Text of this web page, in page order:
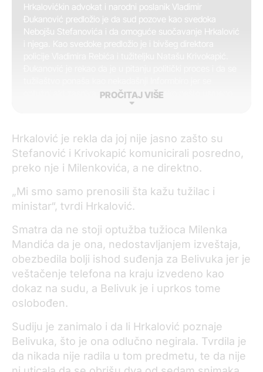
Hrkalovićkin advokat i narodni poslanik Vladimir
Đukanović predložio je da sud pozove kao svedoka
Nebojšu Stefanovića i da omoguće suočavanje Hrkalović
optužni akt zasniva na tome šta je „neko nešto usmeno
naredio”. „Biću slobodan da iznesem da ovo liči na
njih troje (optuženi prim.aut) su koletarelne štete. Želimo
da ovaj sud sudi po zakonu, a ne po pritisku.”
PROČITAJ VIŠE
Hrkalović je rekla da joj nije jasno zašto su
Stefanović i Krivokapić komunicirali posredno,
preko nje i Milenkovića, a ne direktno.
„Mi smo samo prenosili šta kažu tužilac i
ministar“, tvrdi Hrkalović.
Smatra da ne stoji optužba tužioca Milenka
Mandića da je ona, nedostavljanjem izveštaja,
obezbedila bolji ishod suđenja za Belivuka jer je
veštačenje telefona na kraju izvedeno kao
dokaz na sudu, a Belivuk je i uprkos tome
oslobođen.
Sudiju je zanimalo i da li Hrkalović poznaje
Belivuka, što je ona odlučno negirala. Tvrdila je
da nikada nije radila u tom predmetu, te da nije